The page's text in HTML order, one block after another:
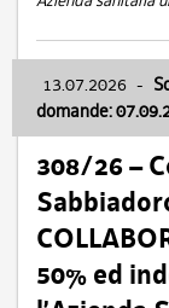
13.07.2026 -
domande:
308/26 –
50% ed